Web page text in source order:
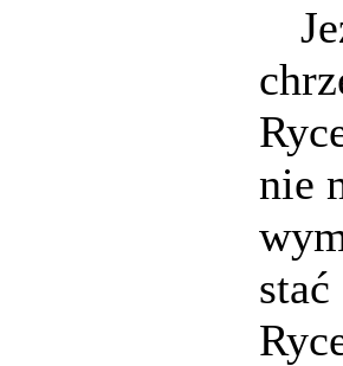
nie